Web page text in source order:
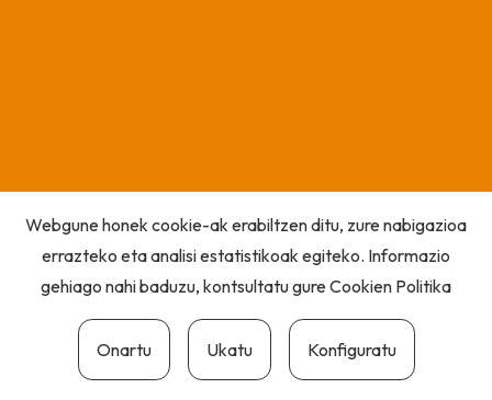
Webgune honek cookie-ak erabiltzen ditu, zure nabigazioa
errazteko eta analisi estatistikoak egiteko. Informazio
gehiago nahi baduzu, kontsultatu gureCookien Politika
Onartu Ukatu Konfiguratu